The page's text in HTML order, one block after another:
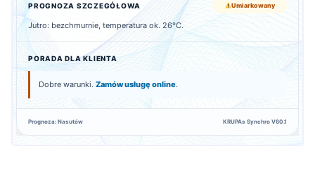
PROGNOZA SZCZEGÓŁOWA Umiarkowany
Jutro: bezchmurnie, temperatura ok. 26°C.
PORADA DLA KLIENTA
Dobre warunki. Zamów usługę online.
Prognoza: Nasutów KRUPAs Synchro V60.1